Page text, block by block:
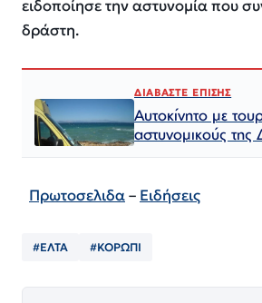
ειδοποίησε την αστυνομία που
δράστη.
ΔΙΑΒΑΣΤΕ ΕΠΙΣΗΣ
Αυτοκίνητο με
αστυνομικούς της
Πρωτοσελιδα– Ειδήσεις
#ΕΛΤΑ #ΚΟΡΩΠΙ